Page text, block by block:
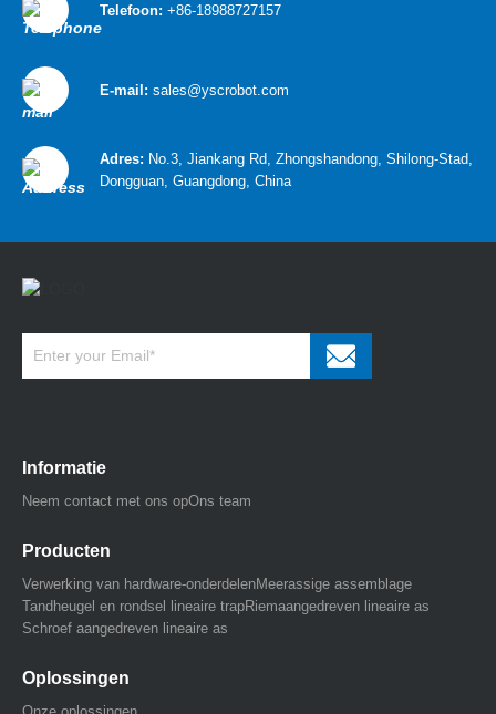
Telefoon: +86-18988727157
E-mail: sales@yscrobot.com
Adres: No.3, Jiankang Rd, Zhongshandong, Shilong-Stad,
Dongguan, Guangdong, China
Informatie
Neem contact met ons opOns team
Producten
Verwerking van hardware-onderdelenMeerassige assemblage
Tandheugel en rondsel lineaire trapRiemaangedreven lineaire as
Schroef aangedreven lineaire as
Oplossingen